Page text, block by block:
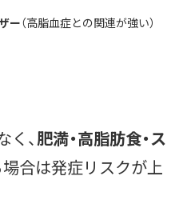
ー（高脂血症との関連が強い）
く、肥満・高脂肪食・ス
合は発症リスクが上